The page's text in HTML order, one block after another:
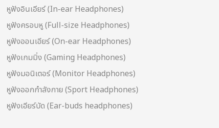
หูฟังอินเอียร์ (In-ear Headphones)
หูฟังครอบหู (Full-size Headphones)
หูฟังออนเอียร์ (On-ear Headphones)
หูฟังเกมมิ่ง (Gaming Headphones)
หูฟังมอนิเตอร์ (Monitor Headphones)
หูฟังออกกำลังกาย (Sport Headphones)
หูฟังเอียร์บัด (Ear-buds headphones)